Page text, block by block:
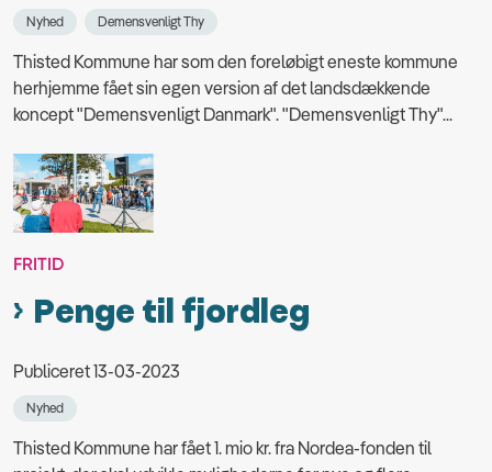
Nyhed Demensvenligt Thy
Thisted Kommune har som den foreløbigt eneste kommune
herhjemme fået sin egen version af det landsdækkende
koncept "Demensvenligt Danmark". "Demensvenligt Thy"...
FRITID
Penge til fjordleg
Publiceret 13-03-2023
Nyhed
Thisted Kommune har fået 1. mio kr. fra Nordea-fonden til